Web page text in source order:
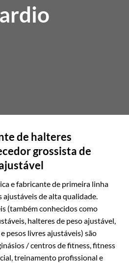
de halteres
grossista de
e fabricante de primeira linha
ajustáveis de alta qualidade.
(também conhecidos como
halteres de peso ajustável,
pesos livres ajustáveis) são
/ centros de fitness, fitness
treinamento profissional e